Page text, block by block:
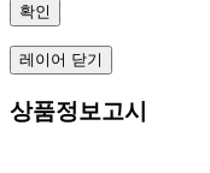
확인
레이어 닫기
상품정보고시